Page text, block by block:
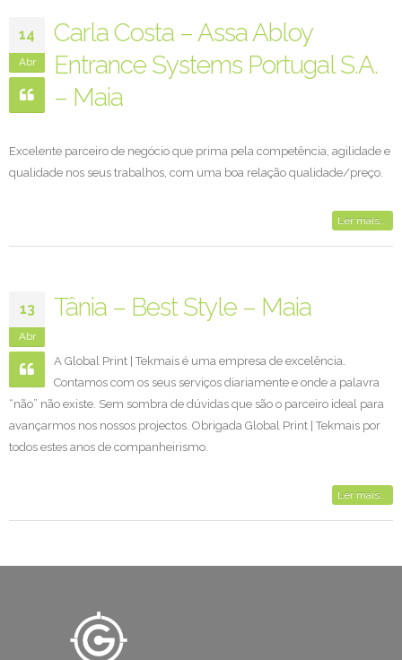
14
Abr
Carla Costa – Assa Abloy
Entrance Systems Portugal S.A.
– Maia
Excelente parceiro de negócio que prima pela competência, agilidade e
qualidade nos seus trabalhos, com uma boa relação qualidade/preço.
Ler mais...
13
Abr
Tânia – Best Style – Maia
A Global Print | Tekmais é uma empresa de excelência.
Contamos com os seus serviços diariamente e onde a palavra
“não” não existe. Sem sombra de dúvidas que são o parceiro ideal para
avançarmos nos nossos projectos. Obrigada Global Print | Tekmais por
todos estes anos de companheirismo.
Ler mais...